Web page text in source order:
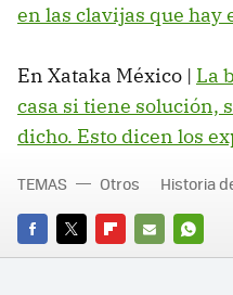
en las clavijas que hay
En Xataka México | La
casa si tiene solución,
dicho. Esto dicen los
FACEBOOK
TWITTERFLIPBOARD
E-
TEMAS Otros Historia